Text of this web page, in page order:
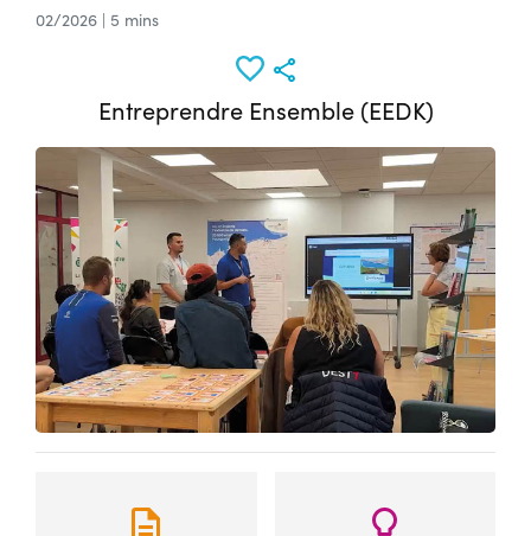
02/2026 | 5 mins
Entreprendre Ensemble (EEDK)